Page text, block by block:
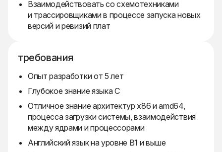
Взаимодействовать со схемотехниками
и трассировщиками в процессе запуска новых
версий и ревизий плат
требования
Опыт разработки от 5 лет
Глубокое знание языка C
Отличное знание архитектур x86 и amd64,
процесса загрузки системы, взаимодействия
между ядрами и процессорами
Английский язык на уровне B1 и выше